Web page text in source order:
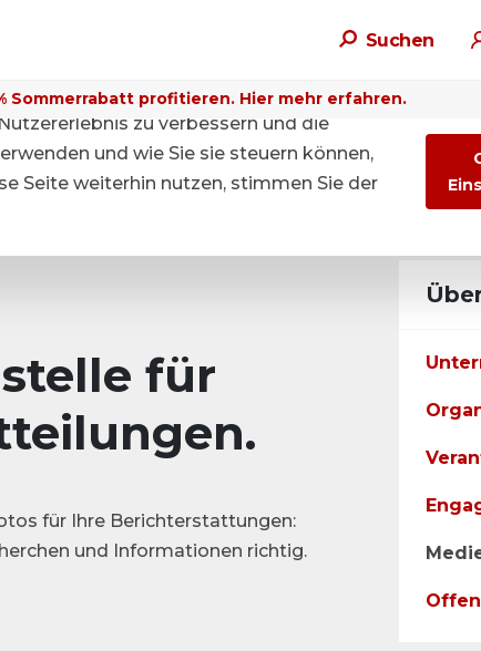
Suchen
Sommerrabatt profitieren. Hier mehr erfahren.
für
für Ihre Berichterstattungen:
und Informationen richtig.
zu verbessern und die
und wie Sie sie steuern können,
Seite weiterhin nutzen, stimmen Sie der